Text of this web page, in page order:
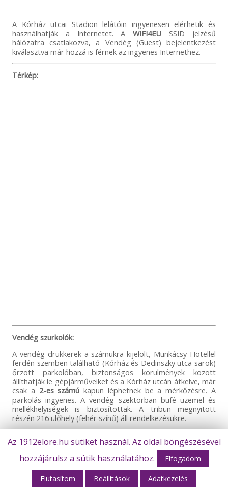
A Kórház utcai Stadion lelátóin ingyenesen elérhetik és
használhatják a Internetet. AWIFI4EU SSID jelzésű
hálózatra csatlakozva, a Vendég (Guest) bejelentkezést
kiválasztva már hozzá is férnek az ingyenes Internethez.
Térkép:
Vendég szurkolók:
A vendég drukkerek a számukra kijelölt, Munkácsy Hotellel
ferdén szemben található (Kórház és Dedinszky utca sarok)
őrzött parkolóban, biztonságos körülmények között
állíthatják le gépjárműveiket és a Kórház utcán átkelve, már
csak a 2-es számú kapun léphetnek be a mérkőzésre. A
parkolás ingyenes. A vendég szektorban büfé üzemel és
mellékhelyiségek is biztosítottak. A tribün megnyitott
részén 216 ülőhely (fehér színű) áll rendelkezésükre.
Sajtó akkreditáció:
Pályarendszabályok:
https://1912elore.hu/site/palyarendszabalyok/
Az 1912elore.hu sütiket használ. Az oldal böngészésével
hozzájárulsz a sütik használatához.
Elfogadom
Elutasítom Beállítások Adatkezelés